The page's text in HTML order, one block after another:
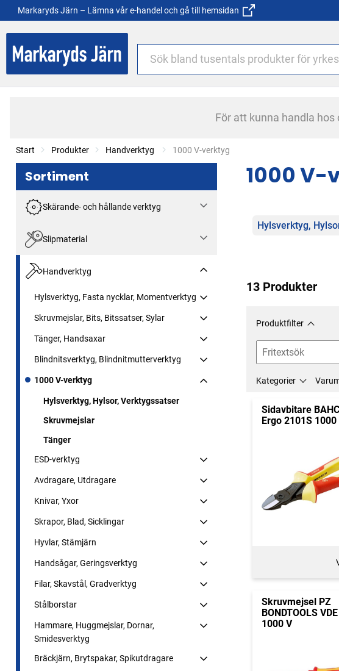
Markaryds Järn – Lämna vår e-handel och gå till hemsidan
För att kunna handla
Start Produkter Handverktyg Current:
1000 V-verktyg
Sortiment
Skärande- och hållande verktyg
Slipmaterial
Handverktyg
Hylsverktyg, Fasta nycklar, Momentverktyg
Skruvmejslar, Bits, Bitssatser, Sylar
Tänger, Handsaxar
Blindnitsverktyg, Blindnitmutterverktyg
1000 V-verktyg
Hylsverktyg, Hylsor, Verktygssatser
Skruvmejslar
Tänger
ESD-verktyg
Avdragare, Utdragare
Knivar, Yxor
Skrapor, Blad, Sicklingar
Hyvlar, Stämjärn
Handsågar, Geringsverktyg
Filar, Skavstål, Gradverktyg
Stålborstar
Hammare, Huggmejslar, Dornar,
Smidesverktyg
Bräckjärn, Brytspakar, Spikutdragare
1000 V-
Kategorier
Hylsverktyg,
13 Produkter
Produktfilter
Kategorier
Sidavbitare
Ergo 2101S 1000
Skruvmejsel PZ
BONDTOOLS VDE
1000 V